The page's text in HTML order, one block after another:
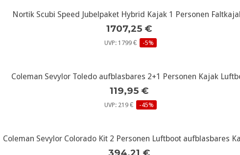
Nortik Scubi Speed Jubelpaket Hybrid Kajak 1 Personen
1707,25 €
UVP: 1799 € -5%
Coleman Sevylor Toledo aufblasbares 2+1 Personen Kajak
119,95 €
UVP: 219 € -45%
Coleman Sevylor Colorado Kit 2 Personen Luftboot aufblasbares